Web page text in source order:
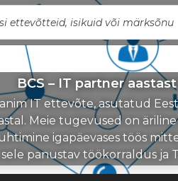
BCS – IT partner aastast
IT ettevõte, asutatud
Meie tugevused on
igapäevases töös
panustav töökorraldus ja